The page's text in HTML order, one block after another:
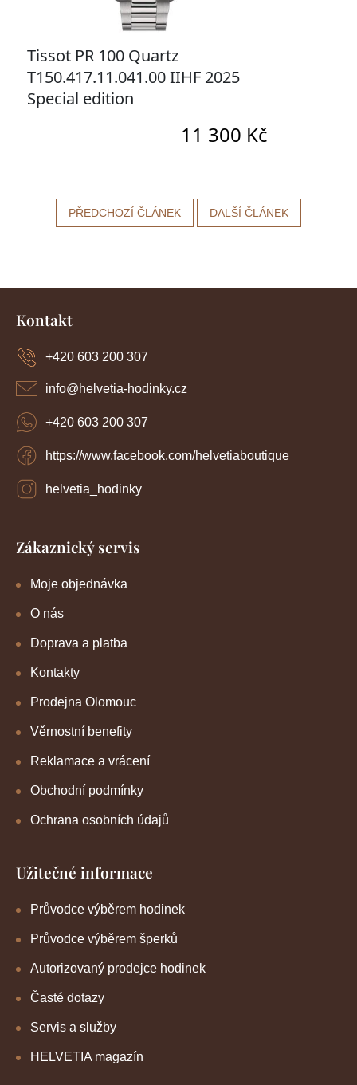
PŘEDCHOZÍ ČLÁNEK DALŠÍ ČLÁNEK
Z
Kontakt
info@helvetia-hodinky.cz
+420 603 200 307
https://www.facebook.com/helvetiaboutique
helvetia_hodinky
+420 603 200 307
Zákaznický servis
Moje objednávka
O nás
Doprava a platba
Kontakty
Prodejna Olomouc
Věrnostní benefity
Reklamace a vrácení
Obchodní podmínky
Ochrana osobních údajů
Užitečné informace
Průvodce výběrem hodinek
Průvodce výběrem šperků
Autorizovaný prodejce hodinek
Časté dotazy
Servis a služby
HELVETIA magazín